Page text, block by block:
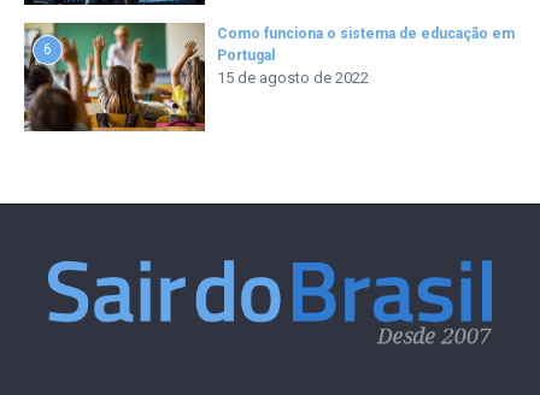
6
Como funciona o sistema de educação em
Portugal
15 de agosto de 2022